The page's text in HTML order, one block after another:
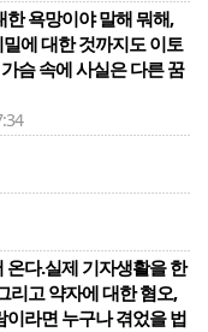
욕망이야 말해 뭐해,
에 대한 것까지도 이토
슴 속에 사실은 다른 꿈
다.실제 기자생활을 한
리고 약자에 대한 혐오,
라면 누구나 겪었을 법